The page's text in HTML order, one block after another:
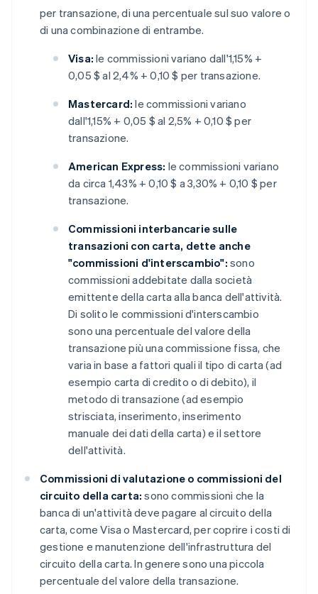
per transazione, di una percentuale sul suo valore o
di una combinazione di entrambe.
Visa: le commissioni variano dall'1,15% +
0,05 $ al 2,4% + 0,10 $ per transazione.
Mastercard: le commissioni variano
dall'1,15% + 0,05 $ al 2,5% + 0,10 $ per
transazione.
American Express: le commissioni variano
da circa 1,43% + 0,10 $ a 3,30% + 0,10 $ per
transazione.
Commissioni interbancarie sulle
transazioni con carta, dette anche
"commissioni d'interscambio": sono
commissioni addebitate dalla società
emittente della carta alla banca dell'attività.
Di solito le commissioni d'interscambio
sono una percentuale del valore della
transazione più una commissione fissa, che
varia in base a fattori quali il tipo di carta (ad
esempio carta di credito o di debito), il
metodo di transazione (ad esempio
strisciata, inserimento, inserimento
manuale dei dati della carta) e il settore
dell'attività.
Commissioni di valutazione o commissioni del
circuito della carta: sono commissioni che la
banca di un'attività deve pagare al circuito della
carta, come Visa o Mastercard, per coprire i costi di
gestione e manutenzione dell'infrastruttura del
circuito della carta. In genere sono una piccola
percentuale del valore della transazione.